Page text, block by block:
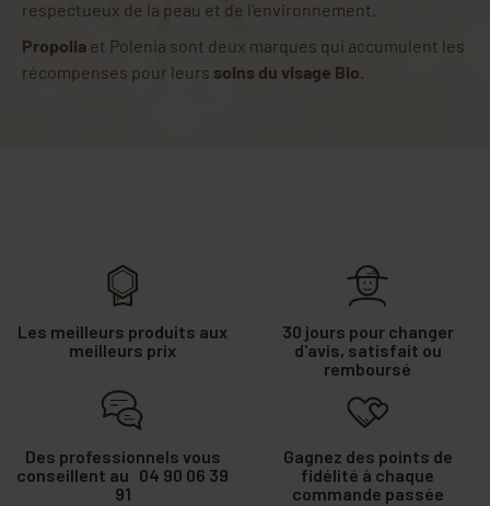
respectueux de la peau et de l'environnement.
Propolia et Polenia sont deux marques qui accumulent les
récompenses pour leurs soins du visage Bio.
Les meilleurs produits aux
meilleurs prix
30 jours pour changer
d'avis, satisfait ou
remboursé
Des professionnels vous
conseillent au 04 90 06 39
91
Gagnez des points de
fidélité à chaque
commande passée